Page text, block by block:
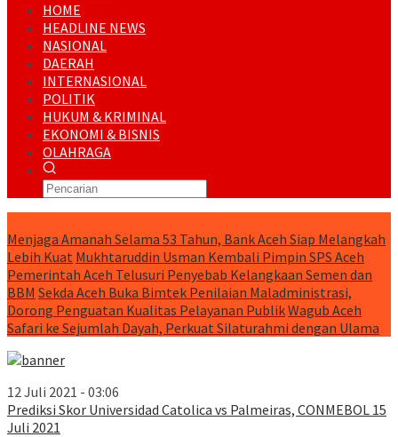
HOME
HEADLINE NEWS
NASIONAL
DAERAH
INTERNASIONAL
POLITIK
HUKUM & KRIMINAL
EKONOMI & BISNIS
OLAHRAGA
Menjaga Amanah Selama 53 Tahun, Bank Aceh Siap Melangkah
Lebih Kuat Mukhtaruddin Usman Kembali Pimpin SPS Aceh
Pemerintah Aceh Telusuri Penyebab Kelangkaan Semen dan
BBM Sekda Aceh Buka Bimtek Penilaian Maladministrasi,
Dorong Penguatan Kualitas Pelayanan PublikWagub Aceh
Safari ke Sejumlah Dayah, Perkuat Silaturahmi dengan Ulama
12 Juli 2021 - 03:06
Prediksi Skor Universidad Catolica vs Palmeiras, CONMEBOL 15
Juli 2021